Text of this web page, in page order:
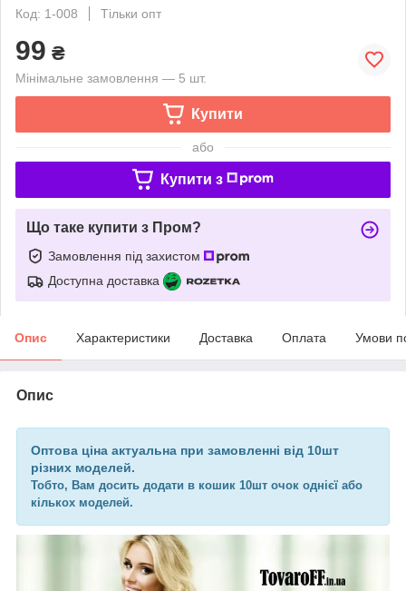
Код: 1-008
Тільки опт
99 ₴
Мінімальне замовлення — 5 шт.
Купити
або
Купити з
Що таке купити з Пром?
Замовлення під захистом
Доступна доставка
Опис Характеристики Доставка Оплата Умови
Опис
Оптова ціна актуальна при замовленні від 10шт
різних моделей.
Тобто, Вам досить додати в кошик 10шт очок однієї або
кількох моделей.